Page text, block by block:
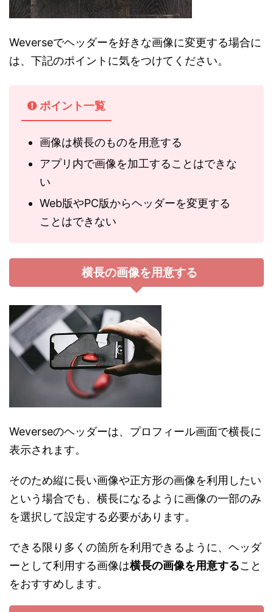
Weverseでヘッダーを好きな画像に変更する場合に
は、下記のポイントに気をつけてください。
ポイント一覧
画像は横長のものを用意する
アプリ内で画像を加工することはできな
い
Web版やPC版からヘッダーを変更する
ことはできない
横長の画像を用意する
Weverseのヘッダーは、プロフィール画面で横長に
表示されます。
そのため縦に長い画像や正方形の画像を利用したい
という場合でも、横長になるように画像の一部のみ
を選択して設定する必要があります。
できる限り多くの箇所を利用できるように、ヘッダ
ーとして利用する画像は横長の画像を用意すること
をおすすめします。